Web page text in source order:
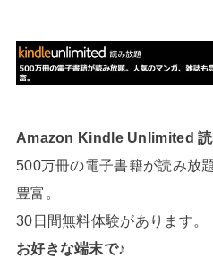
Amazon Kindle Unlimited 読
500万冊の電子書籍が読み放
豊富。
30日間無料体験があります。
お好きな端末で♪